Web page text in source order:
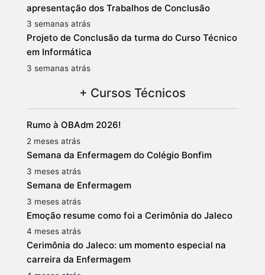
apresentação dos Trabalhos de Conclusão
3 semanas atrás
Projeto de Conclusão da turma do Curso Técnico
em Informática
3 semanas atrás
+ Cursos Técnicos
Rumo à OBAdm 2026!
2 meses atrás
Semana da Enfermagem do Colégio Bonfim
3 meses atrás
Semana de Enfermagem
3 meses atrás
Emoção resume como foi a Cerimônia do Jaleco
4 meses atrás
Cerimônia do Jaleco: um momento especial na
carreira da Enfermagem